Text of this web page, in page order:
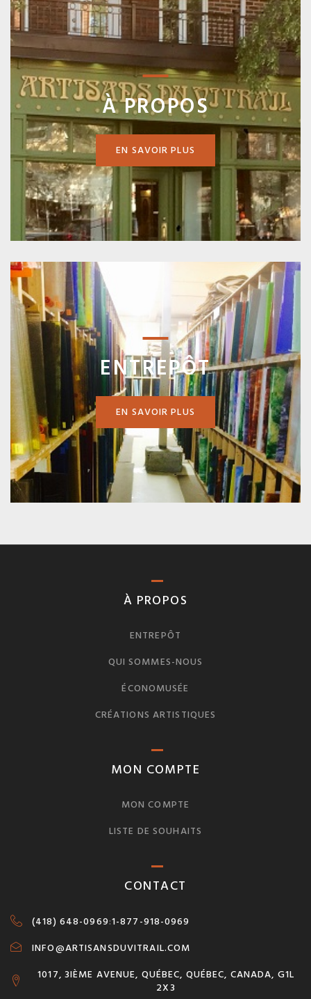
À PROPOS
EN SAVOIR PLUS
ENTREPÔT
EN SAVOIR PLUS
À PROPOS
ENTREPÔT
QUI SOMMES-NOUS
ÉCONOMUSÉE
CRÉATIONS ARTISTIQUES
MON COMPTE
MON COMPTE
LISTE DE SOUHAITS
CONTACT
(418) 648-0969:1-877-918-0969
INFO@ARTISANSDUVITRAIL.COM
1017, 3IÈME AVENUE, QUÉBEC, QUÉBEC, CANADA, G1L
2X3